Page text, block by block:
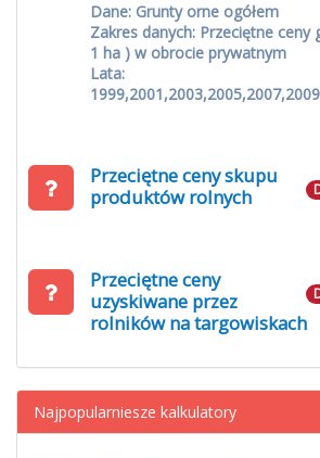
Dane: Grunty orne ogółem
Zakres danych: Przeciętne ceny
1 ha ) w obrocie prywatnym
Lata:
Przeciętne ceny skupu
produktów rolnych
Przeciętne ceny
uzyskiwane przez
rolników na targowiskach
Najpopularniesze kalkulatory